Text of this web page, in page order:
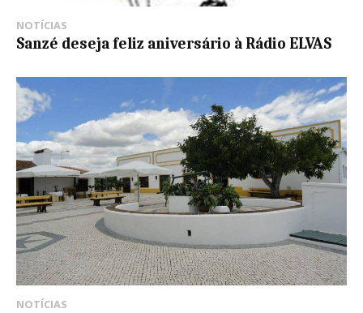
NOTÍCIAS
Sanzé deseja feliz aniversário à Rádio ELVAS
NOTÍCIAS